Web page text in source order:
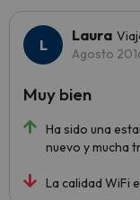
Laura
Agosto
Ha sido una
nuevo y mucha
La calidad WiFi
Muy bien